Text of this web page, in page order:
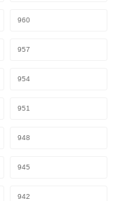
960
957
954
951
948
945
942